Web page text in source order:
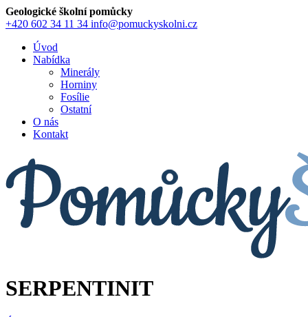
Geologické školní pomůcky
+420 602 34 11 34 info@pomuckyskolni.cz
Úvod
Nabídka
Minerály
Horniny
Fosílie
Ostatní
O nás
Kontakt
SERPENTINIT